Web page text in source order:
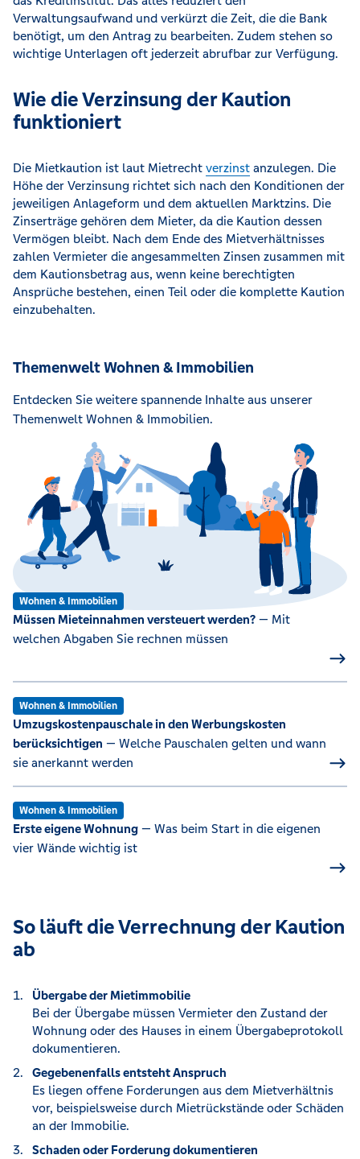
Verwaltungsaufwand und verkürzt die Zeit, die die Bank
benötigt, um den Antrag zu bearbeiten. Zudem stehen so
wichtige Unterlagen oft jederzeit abrufbar zur Verfügung.
Wie die Verzinsung der Kaution
funktioniert
Die Mietkaution ist laut Mietrecht verzinst anzulegen. Die
Höhe der Verzinsung richtet sich nach den Konditionen der
jeweiligen Anlageform und dem aktuellen Marktzins. Die
Zinserträge gehören dem Mieter, da die Kaution dessen
Vermögen bleibt. Nach dem Ende des Mietverhältnisses
zahlen Vermieter die angesammelten Zinsen zusammen mit
dem Kautionsbetrag aus, wenn keine berechtigten
Ansprüche bestehen, einen Teil oder die komplette Kaution
einzubehalten.
Themenwelt Wohnen & Immobilien
Entdecken Sie weitere spannende Inhalte aus unserer
Themenwelt Wohnen & Immobilien.
Wohnen & Immobilien
Müssen Mieteinnahmen versteuert werden? — Mit
welchen Abgaben Sie rechnen müssen
Wohnen & Immobilien
Umzugskostenpauschale in den Werbungskosten
berücksichtigen — Welche Pauschalen gelten und wann
sie anerkannt werden
Wohnen & Immobilien
Erste eigene Wohnung — Was beim Start in die eigenen
vier Wände wichtig ist
So läuft die Verrechnung der Kaution
ab
Übergabe der Mietimmobilie
Bei der Übergabe müssen Vermieter den Zustand der
Wohnung oder des Hauses in einem Übergabeprotokoll
dokumentieren.
Gegebenenfalls entsteht Anspruch
Es liegen offene Forderungen aus dem Mietverhältnis
vor, beispielsweise durch Mietrückstände oder Schäden
an der Immobilie.
Schaden oder Forderung dokumentieren